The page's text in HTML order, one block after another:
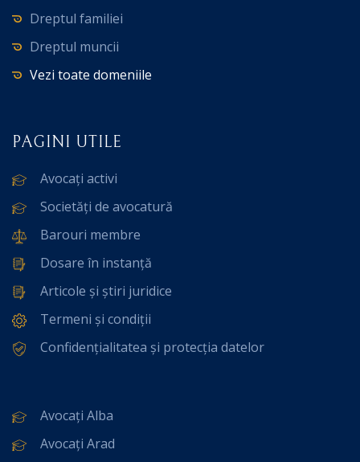
Dreptul familiei
Dreptul muncii
Vezi toate domeniile
PAGINI UTILE
Avocați activi
Societăți de avocatură
Barouri membre
Dosare în instanță
Articole și știri juridice
Termeni și condiții
Confidențialitatea și protecția datelor
Avocați Alba
Avocați Arad